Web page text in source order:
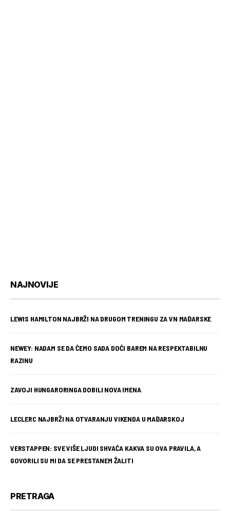
NAJNOVIJE
LEWIS HAMILTON NAJBRŽI NA DRUGOM TRENINGU ZA VN MAĐARSKE
NEWEY: NADAM SE DA ĆEMO SADA DOĆI BAREM NA RESPEKTABILNU
RAZINU
ZAVOJI HUNGARORINGA DOBILI NOVA IMENA
LECLERC NAJBRŽI NA OTVARANJU VIKENDA U MAĐARSKOJ
VERSTAPPEN: SVE VIŠE LJUDI SHVAĆA KAKVA SU OVA PRAVILA, A
GOVORILI SU MI DA SE PRESTANEM ŽALITI
PRETRAGA